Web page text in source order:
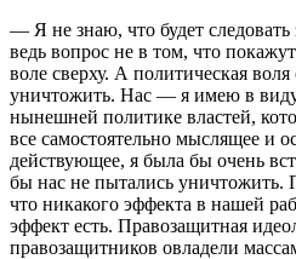
— Я не знаю, что будет
ведь вопрос не в том, что
воле сверху. А политическая
уничтожить. Нас — я имею в
нынешней политике властей,
все самостоятельно мыслящее и
действующее, я была бы очень
бы нас не пытались уничтожить.
что никакого эффекта в нашей
эффект есть. Правозащитная
правозащитников овладели